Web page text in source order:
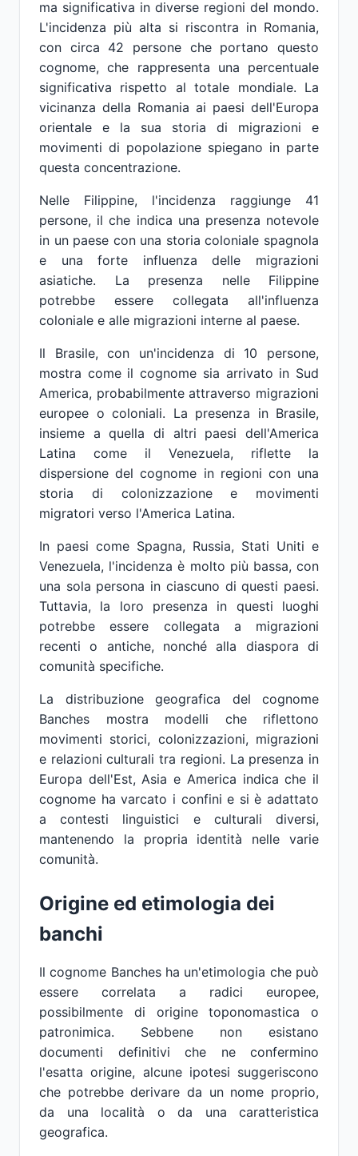
ma significativa in diverse regioni del mondo.
L'incidenza più alta si riscontra in Romania,
con circa 42 persone che portano questo
cognome, che rappresenta una percentuale
significativa rispetto al totale mondiale. La
vicinanza della Romania ai paesi dell'Europa
orientale e la sua storia di migrazioni e
movimenti di popolazione spiegano in parte
questa concentrazione.
Nelle Filippine, l'incidenza raggiunge 41
persone, il che indica una presenza notevole
in un paese con una storia coloniale spagnola
e una forte influenza delle migrazioni
asiatiche. La presenza nelle Filippine
potrebbe essere collegata all'influenza
coloniale e alle migrazioni interne al paese.
Il Brasile, con un'incidenza di 10 persone,
mostra come il cognome sia arrivato in Sud
America, probabilmente attraverso migrazioni
europee o coloniali. La presenza in Brasile,
insieme a quella di altri paesi dell'America
Latina come il Venezuela, riflette la
dispersione del cognome in regioni con una
storia di colonizzazione e movimenti
migratori verso l'America Latina.
In paesi come Spagna, Russia, Stati Uniti e
Venezuela, l'incidenza è molto più bassa, con
una sola persona in ciascuno di questi paesi.
Tuttavia, la loro presenza in questi luoghi
potrebbe essere collegata a migrazioni
recenti o antiche, nonché alla diaspora di
comunità specifiche.
La distribuzione geografica del cognome
Banches mostra modelli che riflettono
movimenti storici, colonizzazioni, migrazioni
e relazioni culturali tra regioni. La presenza in
Europa dell'Est, Asia e America indica che il
cognome ha varcato i confini e si è adattato
a contesti linguistici e culturali diversi,
mantenendo la propria identità nelle varie
comunità.
Origine ed etimologia dei
banchi
Il cognome Banches ha un'etimologia che può
essere correlata a radici europee,
possibilmente di origine toponomastica o
patronimica. Sebbene non esistano
documenti definitivi che ne confermino
l'esatta origine, alcune ipotesi suggeriscono
che potrebbe derivare da un nome proprio,
da una località o da una caratteristica
geografica.